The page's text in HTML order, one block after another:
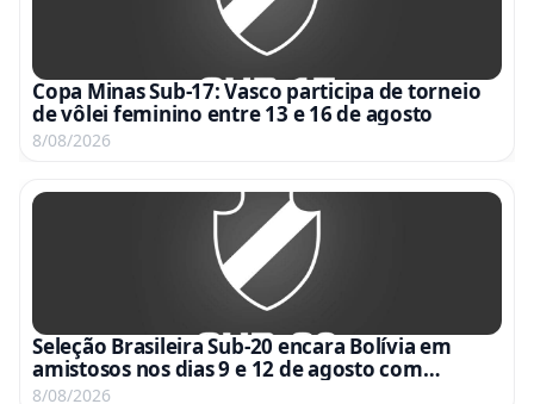
Copa Minas Sub-17: Vasco participa de torneio
de vôlei feminino entre 13 e 16 de agosto
8/08/2026
Seleção Brasileira Sub-20 encara Bolívia em
amistosos nos dias 9 e 12 de agosto com
transmissão da CBF TV
8/08/2026